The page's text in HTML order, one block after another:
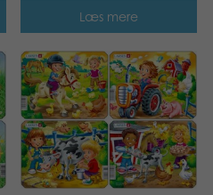
Læs mere